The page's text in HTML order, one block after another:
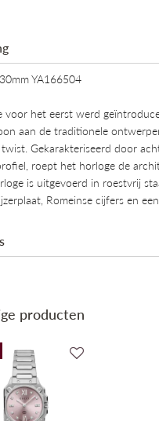
YA166504
voor het eerst werd
aan de traditionele
Gekarakteriseerd door
roept het horloge de
is uitgevoerd in roestvrij
Romeinse cijfers en
Quartz (Batterij)
producten